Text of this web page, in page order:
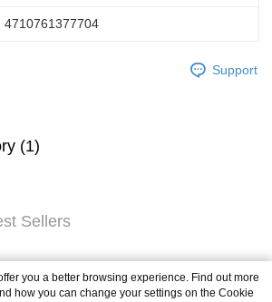
4710761377704
Support
(1)
Sellers
you a better browsing experience. Find out more
how you can change your settings on the Cookie